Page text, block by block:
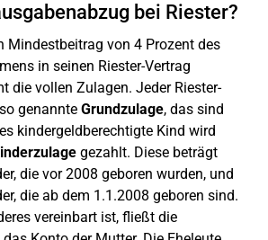
bei Riester?
Mindestbeitrag von 4 Prozent des
in seinen Riester-Vertrag
die vollen Zulagen. Jeder Riester-
genannte Grundzulage, das sind
kindergeldberechtigte Kind wird
gezahlt. Diese beträgt
die vor 2008 geboren wurden, und
die ab dem 1.1.2008 geboren sind.
vereinbart ist, fließt die